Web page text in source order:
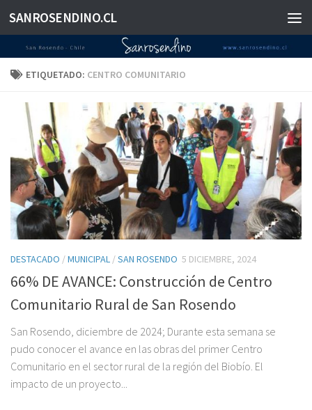
Saltar al contenido
SANROSENDINO.CL
ETIQUETADO: CENTRO COMUNITARIO
DESTACADO /MUNICIPAL /SAN ROSENDO 5 DICIEMBRE, 2024
66% DE AVANCE: Construcción de Centro
Comunitario Rural de San Rosendo
San Rosendo, diciembre de 2024; Durante esta semana se
pudo conocer el avance en las obras del primer Centro
Comunitario en el sector rural de la región del Biobío. El
impacto de un proyecto...